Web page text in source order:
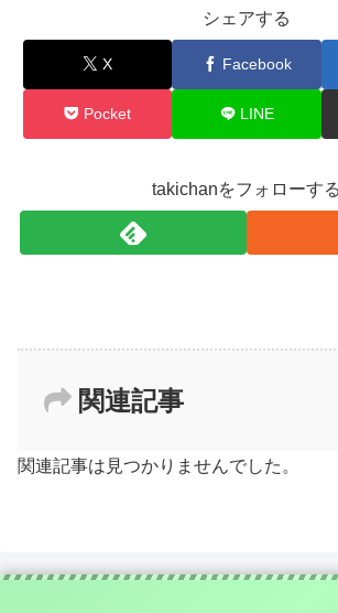
シェアする
X Facebook
Pocket LINE
takichanをフォローする
関連記事
関連記事は見つかりませんでした。